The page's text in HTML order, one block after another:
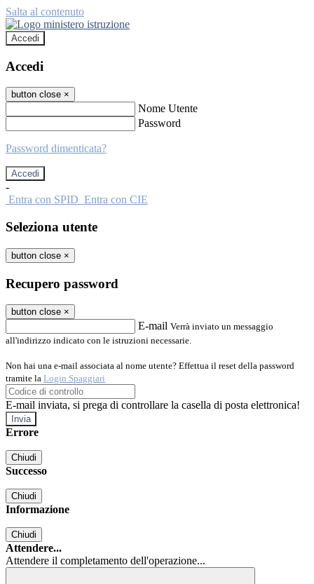
Salta al contenuto
Accedi
Accedi
button close ×
Nome Utente
Password
Password dimenticata?
-
Entra con SPID Entra con CIE
Seleziona utente
button close ×
Recupero password
button close ×
E-mail Verrà inviato un messaggio
all'indirizzo indicato con le istruzioni necessarie.
Non hai una e-mail associata al nome utente? Effettua il reset della password
tramite la Login Spaggiari
E-mail inviata, si prega di controllare la casella di posta elettronica!
Errore
Chiudi
Successo
Chiudi
Informazione
Chiudi
Attendere...
Attendere il completamento dell'operazione...